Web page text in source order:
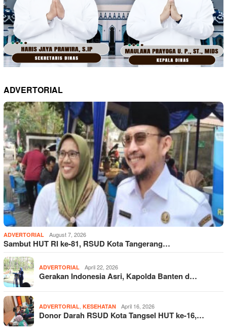
ADVERTORIAL
ADVERTORIAL August 7, 2026
Sambut HUT RI ke-81, RSUD Kota Tangerang…
ADVERTORIAL April 22, 2026
Gerakan Indonesia Asri, Kapolda Banten d…
ADVERTORIAL KESEHATAN April 16, 2026
Donor Darah RSUD Kota Tangsel HUT ke-16,…